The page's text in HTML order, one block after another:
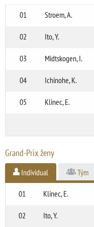
01
Stroem, A.
02 Ito, Y.
03 Midtskogen, I.
04 Ichinohe, K.
05 Klinec, E.
Grand-Prix ženy
Individual Tým
01 Klinec, E.
02 Ito, Y.